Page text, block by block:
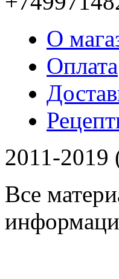
О
Оплата
2011-2019
Все